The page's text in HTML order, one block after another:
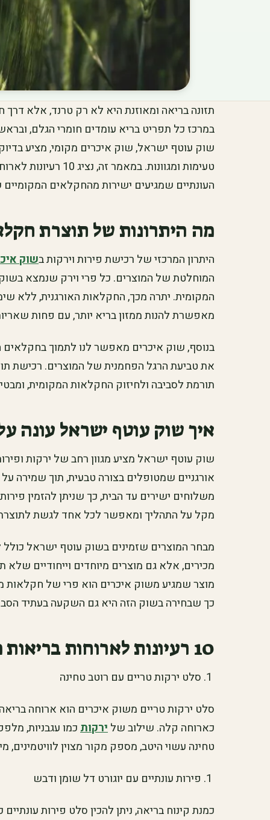
תזונה בריאה ומאוזנת היא לא רק טרנד, אלא דרך
במרכז כל תפריט בריא עומדים חומרי הגלם,
שוק עוטף ישראל, שוק איכרים מקומי, מציע
טעימות ומגוונות.
העונתיים שמגיעים ישירות מהחקלאים
מה היתרונות של תוצרת
היתרון המרכזי של רכישת פירות וירקות בשוק
המוחלטת של המוצרים. כל פרי וירק שנמצא בשוק
המקומית. יתרה מכך, החקלאות האורגנית, ללא
מאפשרת להנות ממזון בריא יותר, עם פחות
בנוסף, שוק איכרים מאפשר לנו לתמוך
את טביעת הרגל הפחמנית של המוצרים. רכישת
תורמת לסביבה ולחיזוק החקלאות המקומית,
איך שוק עוטף ישראל עונה
שוק עוטף ישראל מציע מגוון רחב של ירקות
אורגניים שמטופלים בצורה טבעית, תוך שמירה
משלוחים ישירים עד הבית, כך שניתן להזמין
מקל על התהליך ומאפשר לכל אחד לגשת לתוצרת
מבחר המוצרים שזמינים בשוק עוטף ישראל
מכירים, אלא גם מוצרים מיוחדים וייחודיים
מוצר שמגיע משוק איכרים הוא פרי של חקלאות
כך שבחירה בשוק הזה היא גם השקעה בעתיד
10 רעיונות לארוחות בריאות מתוצרת שוק האיכרים
סלט ירקות טריים עם רוטב טחינה
סלט ירקות טריים משוק איכרים הוא ארוחה
כארוחה קלה. שילוב שלירקותכמו עגבניות,
טחינה עשוי היטב, מספק מקור מצוין לוויטמינים,
פירות עונתיים עם יוגורט דל שומן ודבש
כמנת קינוח בריאה, ניתן להכין סלט פירות